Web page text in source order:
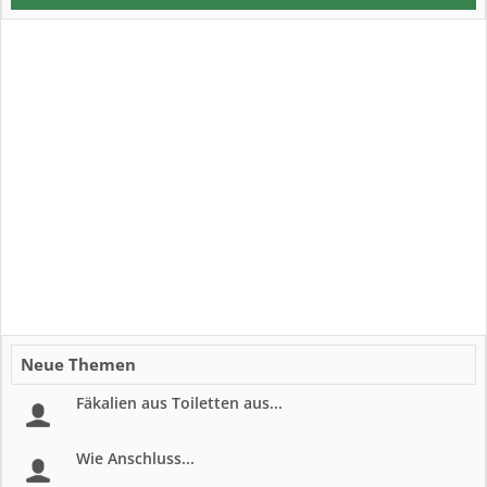
Neue Themen
Fäkalien aus Toiletten aus...
Wie Anschluss...